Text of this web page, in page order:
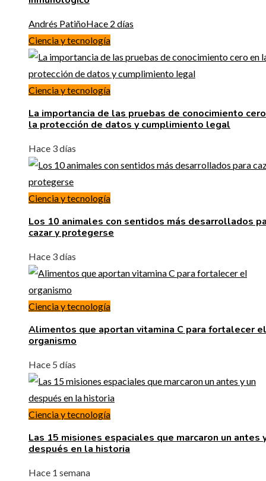
Andrés PatiñoHace 2 días
Ciencia y tecnología
Ciencia y tecnología
La importancia de las pruebas de conocimiento
la protección de datos y cumplimiento legal
Hace 3 días
Ciencia y tecnología
Los 10 animales con sentidos más desarrollados
cazar y protegerse
Hace 3 días
Ciencia y tecnología
Alimentos que aportan vitamina C para fortalecer el
organismo
Hace 5 días
Ciencia y tecnología
Las 15 misiones espaciales que marcaron un antes
después en la historia
Hace 1 semana